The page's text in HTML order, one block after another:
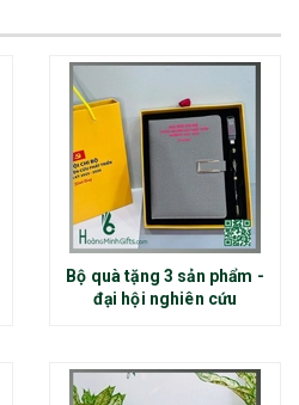
Bộ quà tặng 3 sản phẩm -
đại hội nghiên cứu